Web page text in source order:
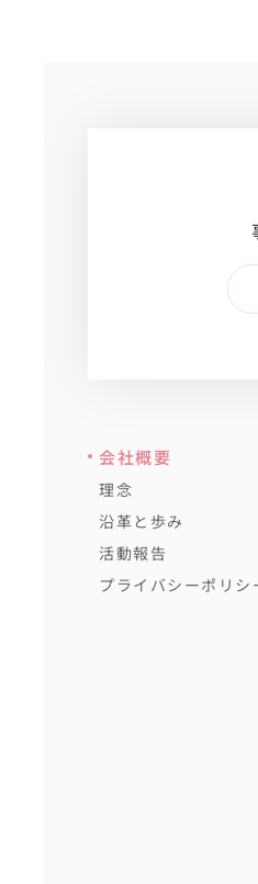
会社概要
理念
沿革と歩み
活動報告
プライバシーポリシ